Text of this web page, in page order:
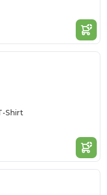
Shirt